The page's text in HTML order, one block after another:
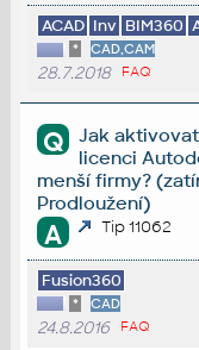
ACAD Inv BIM360
* CAD,CAM
28.7.2018 FAQ
Q
Jak
licenci
menší firmy?
Prodloužení)
A Tip 11062
Fusion360
* CAD
24.8.2016 FAQ